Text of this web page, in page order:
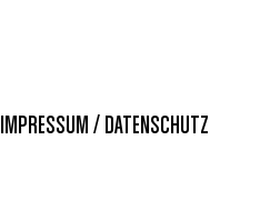
IMPRESSUM / DATENSCHUTZ